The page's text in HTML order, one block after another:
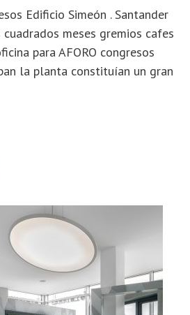
Edificio Simeón . Santander
meses gremios cafes
para AFORO congresos
la planta constituían un gran